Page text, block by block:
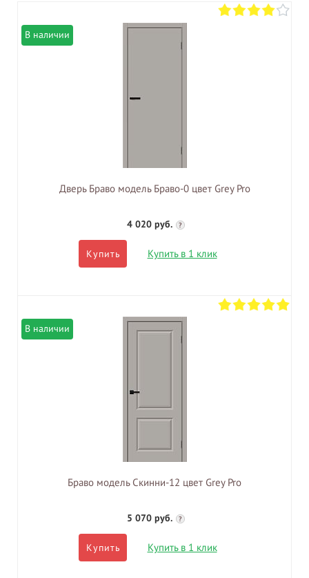
В наличии
Дверь Браво модель Браво-0 цвет Grey Pro
4 020 руб. ?
Купить Купить в 1 клик
В наличии
Браво модель Скинни-12 цвет Grey Pro
5 070 руб. ?
Купить Купить в 1 клик